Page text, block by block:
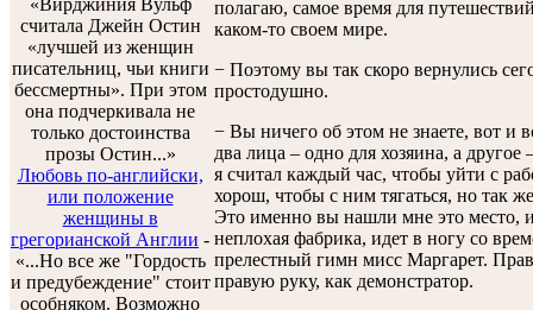
«Вирджиния Вульф
считала Джейн Остин
«лучшей из женщин
писательниц, чьи книги
бессмертны». При этом
она подчеркивала не
только достоинства
прозы Остин...»
Любовь по-английски,
или положение
женщины в
грегорианской Англии -
«...Но все же "Гордость
и предубеждение" стоит
особняком. Возможно
полагаю, самое время для
каком-то своем мире.
− Поэтому вы так скоро вернулись
простодушно.
− Вы ничего об этом не знаете, вот и
два лица – одно для хозяина, а
я считал каждый час, чтобы уйти с
хорош, чтобы с ним тягаться, но так
Это именно вы нашли мне это место,
неплохая фабрика, идет в ногу со
прелестный гимн мисс Маргарет.
правую руку, как демонстратор.